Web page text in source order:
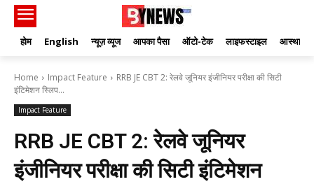
होम English न्यूज़ व्यूज आपका पैसा ऑटो-टेक लाइफस्टाइल आस्था
Home Impact Feature
RRB JE CBT 2: रेलवे जूनियर इंजीनियर परीक्षा की सिटी
इंटिमेशन स्लिप...
Impact Feature
RRB JE CBT 2: रेलवे जूनियर
इंजीनियर परीक्षा की सिटी इंटिमेशन